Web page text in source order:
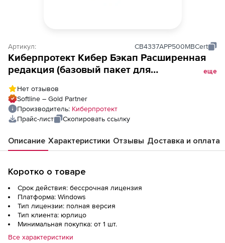
Артикул: CB4337АPP500MBCert
Киберпротект Кибер Бэкап Расширенная
редакция (базовый пакет для
комплекса, ФСТЭК, для коммерческих
организаций), для 500 почтовых ящиков,
ФСТЭК
еще
Нет отзывов
Softline – Gold Partner
Производитель: Киберпротект
Прайс-лист
Скопировать ссылку
Описание Характеристики Отзывы Доставка и оплата
Коротко о товаре
Срок действия: бессрочная лицензия
Платформа: Windows
Тип лицензии: полная версия
Тип клиента: юрлицо
Минимальная покупка: от 1 шт.
Все характеристики